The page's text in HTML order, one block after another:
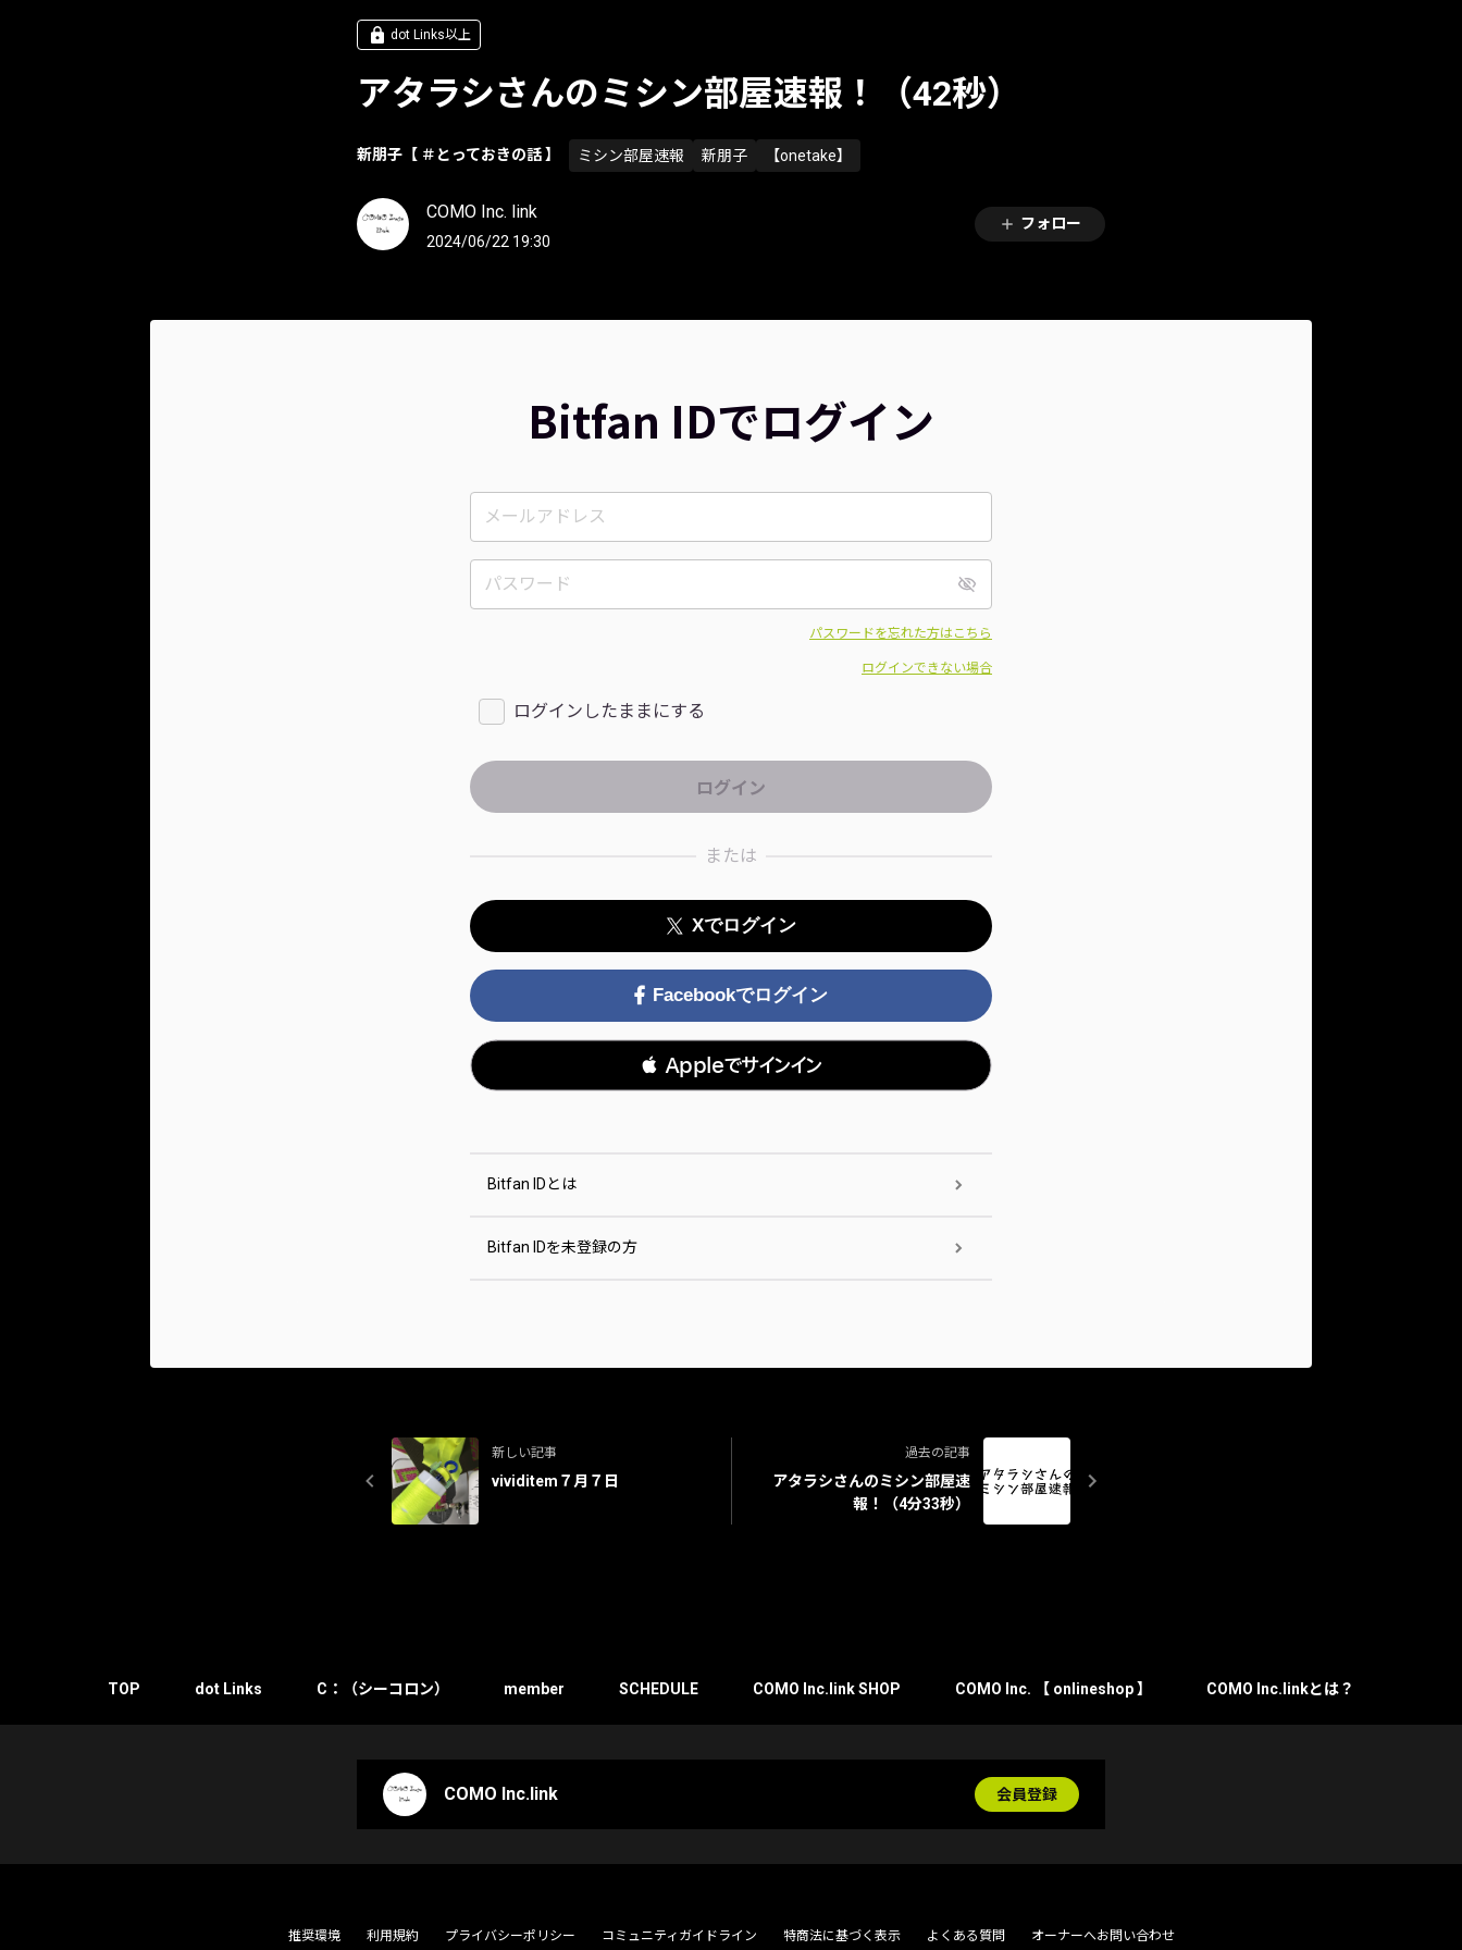
dot Links以上
アタラシさんのミシン部屋速報！（42秒）
新朋子【 ＃とっておきの話 】 ミシン部屋速報 新朋子 【onetake】
COMO Inc. link
2024/06/22 19:30
フォロー
Bitfan IDでログイン
パスワードを忘れた方はこちら
ログインできない場合
ログインしたままにする
または
Xでログイン
Facebookでログイン
 Appleでサインイン
Bitfan IDとは
Bitfan IDを未登録の方
新しい記事
vividitem７月７日
過去の記事
アタラシさんのミシン部屋速
報！（4分33秒）
TOP dot Links C：（シーコロン） member SCHEDULE COMO Inc.link SHOP COMO Inc. 【 onlineshop 】 COMO Inc.linkとは？
COMO Inc.link 会員登録
推奨環境 利用規約 プライバシーポリシー コミュニティガイドライン 特商法に基づく表示 よくある質問 オーナーへお問い合わせ